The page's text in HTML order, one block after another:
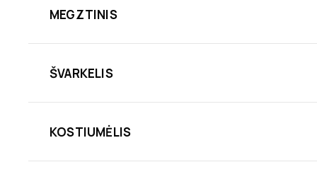
MEGZTINIS
ŠVARKELIS
KOSTIUMĖLIS